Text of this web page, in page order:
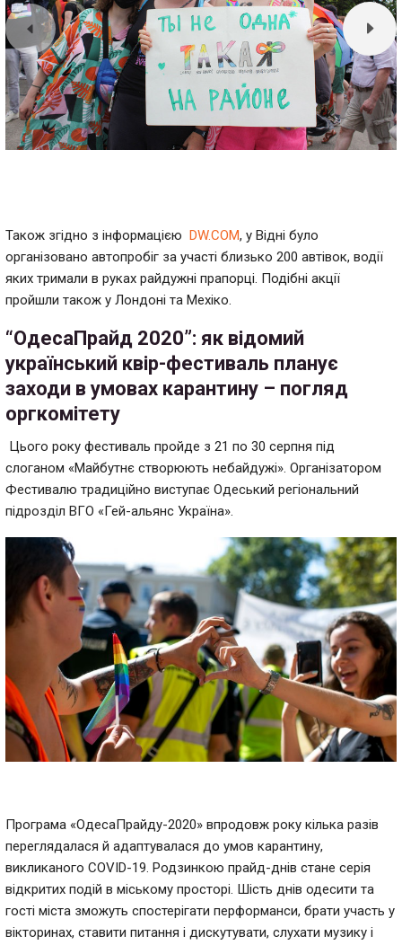
Також згідно з інформацією DW.COM, у Відні було
організовано автопробіг за участі близько 200 автівок, водії
яких тримали в руках райдужні прапорці. Подібні акції
пройшли також у Лондоні та Мехіко.
“ОдесаПрайд 2020”: як відомий
український квір-фестиваль планує
заходи в умовах карантину – погляд
оргкомітету
Цього року фестиваль пройде з 21 по 30 серпня під
слоганом «Майбутнє створюють небайдужі». Організатором
Фестивалю традиційно виступає Одеський регіональний
підрозділ ВГО «Гей-альянс Україна».
Програма «ОдесаПрайду-2020» впродовж року кілька разів
переглядалася й адаптувалася до умов карантину,
викликаного COVID-19. Родзинкою прайд-днів стане серія
відкритих подій в міському просторі. Шість днів одесити та
гості міста зможуть спостерігати перформанси, брати участь у
вікторинах, ставити питання і дискутувати, слухати музику і